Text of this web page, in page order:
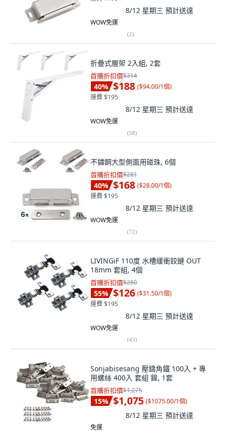
8/12 星期三 預計送達
WOW免運
(2)
折疊式層架 2入組, 2套
首購折扣價$314
40% $188 ($94.00/1個)
運費 $195
8/12 星期三 預計送達
WOW免運
(58)
不鏽鋼大型側面用碰珠, 6個
首購折扣價$281
40% $168 ($28.00/1個)
運費 $195
8/12 星期三 預計送達
WOW免運
(72)
LIVINGiF 110度 水槽緩衝鉸鏈 OUT
18mm 套組, 4個
首購折扣價$280
55% $126 ($31.50/1個)
運費 $195
8/12 星期三 預計送達
WOW免運
(43)
Sonjabisesang 壓鑄角鐵 100入 + 專
用螺絲 400入 套組 鎳, 1套
首購折扣價$1,275
15% $1,075 ($1075.00/1個)
8/12 星期三 預計送達
免運